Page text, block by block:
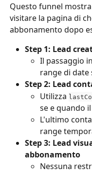
Questo funnel
visitare la pagina di
abbonamento dopo
Step 1: Lead
Il passaggio
range di date
Step 2: Lead
Utilizza
se e quando
L'ultimo
range
Step 3: Lead
abbonamento
Nessuna